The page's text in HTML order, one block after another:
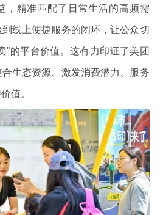
，精准匹配了日常生活的高频需
线上便捷服务的闭环，让公众切
”的平台价值。这有力印证了美团
生态资源、激发消费潜力、服务
值。